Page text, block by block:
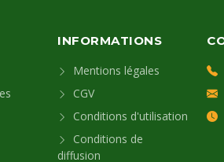
INFORMATIONS
Mentions légales
CGV
Conditions d'utilisation
Conditions de
diffusion